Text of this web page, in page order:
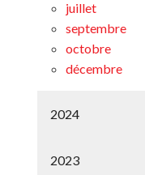
juillet
septembre
octobre
décembre
2024
2023